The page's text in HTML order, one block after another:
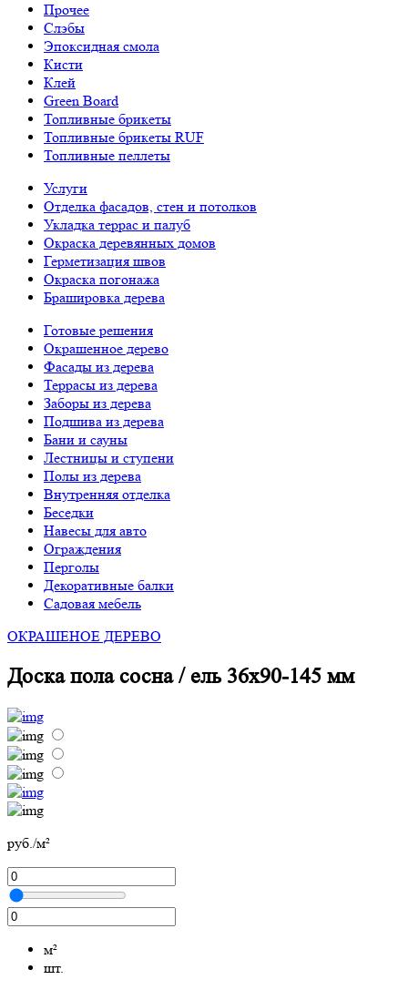
Прочее
Слэбы
Эпоксидная смола
Кисти
Клей
Green Board
Топливные брикеты
Топливные брикеты RUF
Топливные пеллеты
Услуги
Отделка фасадов, стен и потолков
Укладка террас и палуб
Окраска деревянных домов
Герметизация швов
Окраска погонажа
Брашировка дерева
Готовые решения
Окрашенное дерево
Фасады из дерева
Террасы из дерева
Заборы из дерева
Подшива из дерева
Бани и сауны
Лестницы и ступени
Полы из дерева
Внутренняя отделка
Беседки
Навесы для авто
Ограждения
Перголы
Декоративные балки
Садовая мебель
ОКРАШЕНОЕ ДЕРЕВО
Доска пола сосна / ель 36х90-145 мм
руб./м²
м²
шт.